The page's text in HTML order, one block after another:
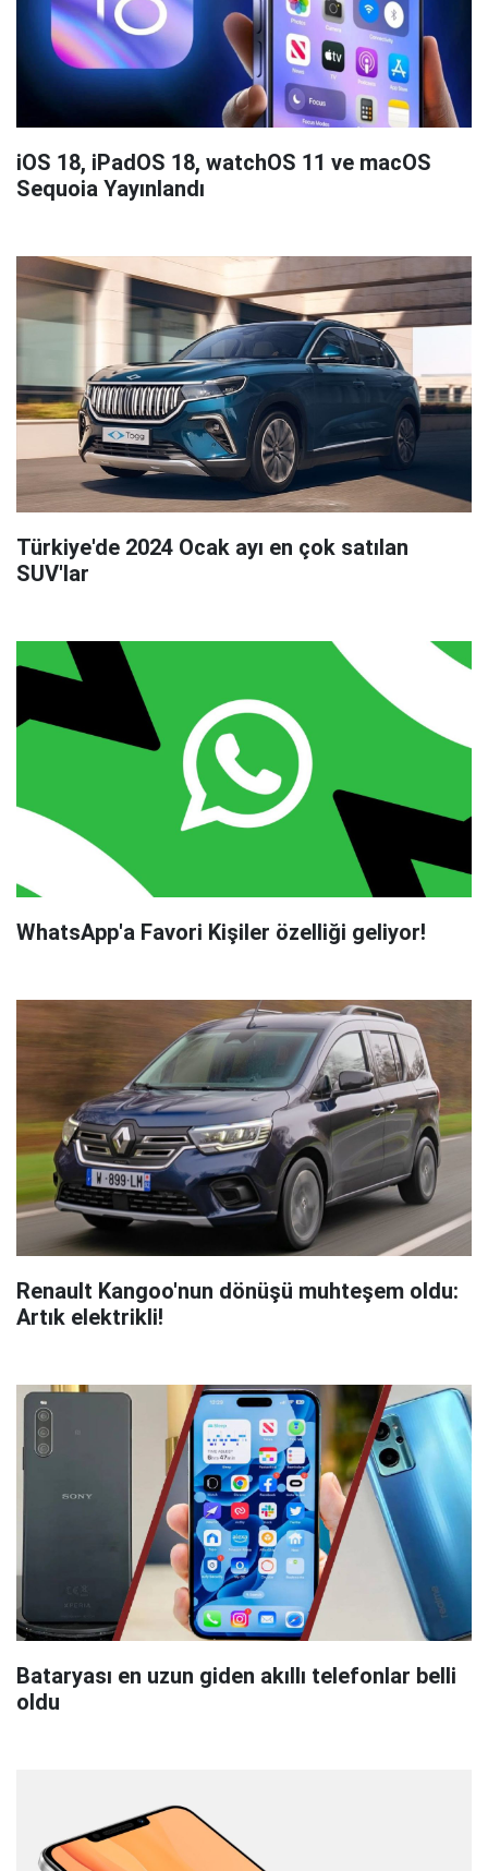
iOS 18, iPadOS 18, watchOS 11 ve macOS
Sequoia Yayınlandı
Türkiye'de 2024 Ocak ayı en çok satılan
SUV'lar
WhatsApp'a Favori Kişiler özelliği geliyor!
Renault Kangoo'nun dönüşü muhteşem oldu:
Artık elektrikli!
Bataryası en uzun giden akıllı telefonlar belli
oldu